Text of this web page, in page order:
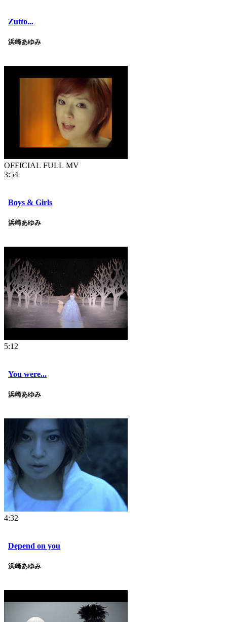
Zutto...
浜崎あゆみ
OFFICIAL FULL MV
3:54
Boys & Girls
浜崎あゆみ
5:12
You were...
浜崎あゆみ
4:32
Depend on you
浜崎あゆみ